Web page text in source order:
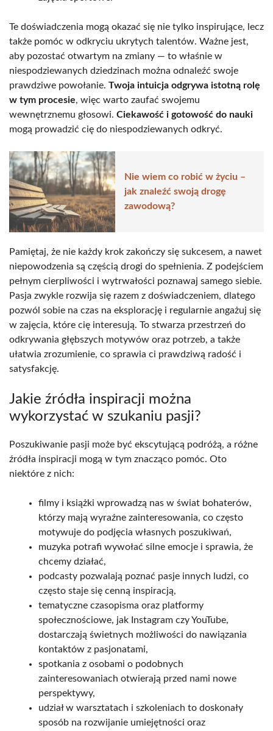
Te doświadczenia mogą okazać się nie tylko inspirujące, lecz
także pomóc w odkryciu ukrytych talentów. Ważne jest,
aby pozostać otwartym na zmiany — to właśnie w
niespodziewanych dziedzinach można odnaleźć swoje
prawdziwe powołanie. Twoja intuicja odgrywa istotną rolę
w tym procesie, więc warto zaufać swojemu
wewnętrznemu głosowi. Ciekawość i gotowość do nauki
mogą prowadzić cię do niespodziewanych odkryć.
Nie wiem co robić w życiu –
jak znaleźć swoją drogę
zawodową?
Pamiętaj, że nie każdy krok zakończy się sukcesem, a nawet
niepowodzenia są częścią drogi do spełnienia. Z podejściem
pełnym cierpliwości i wytrwałości poznawaj samego siebie.
Pasja zwykle rozwija się razem z doświadczeniem, dlatego
pozwól sobie na czas na eksplorację i regularnie angażuj się
w zajęcia, które cię interesują. To stwarza przestrzeń do
odkrywania głębszych motywów oraz potrzeb, a także
ułatwia zrozumienie, co sprawia ci prawdziwą radość i
satysfakcję.
Jakie źródła inspiracji można
wykorzystać w szukaniu pasji?
Poszukiwanie pasji może być ekscytującą podróżą, a różne
źródła inspiracji mogą w tym znacząco pomóc. Oto
niektóre z nich:
filmy i książki wprowadzą nas w świat bohaterów,
którzy mają wyraźne zainteresowania, co często
motywuje do podjęcia własnych poszukiwań,
muzyka potrafi wywołać silne emocje i sprawia, że
chcemy działać,
podcasty pozwalają poznać pasje innych ludzi, co
często staje się cenną inspiracją,
tematyczne czasopisma oraz platformy
społecznościowe, jak Instagram czy YouTube,
dostarczają świetnych możliwości do nawiązania
kontaktów z pasjonatami,
spotkania z osobami o podobnych
zainteresowaniach otwierają przed nami nowe
perspektywy,
udział w warsztatach i szkoleniach to doskonały
sposób na rozwijanie umiejętności oraz